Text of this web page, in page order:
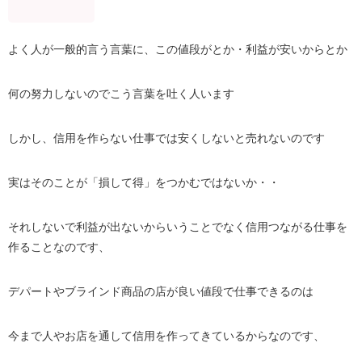
よく人が一般的言う言葉に、この値段がとか・利益が安いからとか
何の努力しないのでこう言葉を吐く人います
しかし、信用を作らない仕事では安くしないと売れないのです
実はそのことが「損して得」をつかむではないか・・
それしないで利益が出ないからいうことでなく信用つながる仕事を
作ることなのです、
デパートやブラインド商品の店が良い値段で仕事できるのは
今まで人やお店を通して信用を作ってきているからなのです、